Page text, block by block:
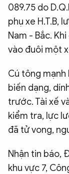
089.75 do
phụ xe H.T.B,
Nam - Bắc.
vào đuôi một
Cú tông mạnh
biến dạng,
trước. Tài xế
kiểm tra, lực
đã tử vong,
Nhận tin báo,
khu vực 7,